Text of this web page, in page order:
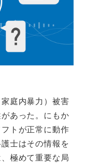
庭内暴力）被害
あった。にもか
トが正常に動作
士はその情報を
極めて重要な局